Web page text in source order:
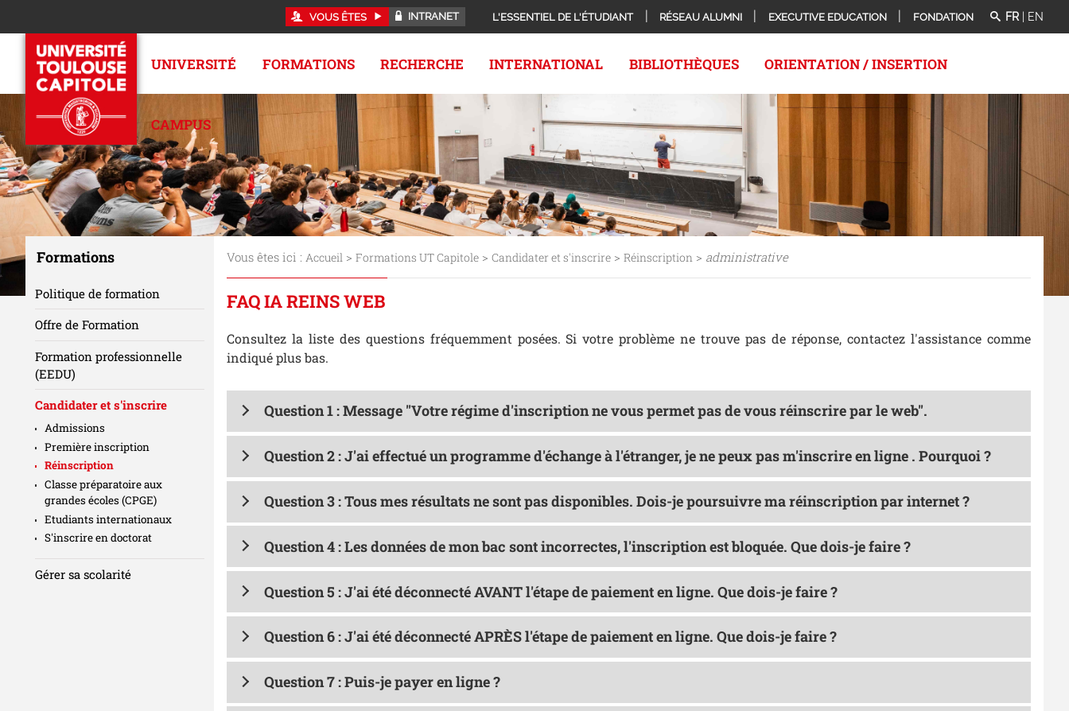
VOUS ÊTES INTRANET L'ESSENTIEL DE L'ÉTUDIANT RÉSEAU ALUMNI EXECUTIVE EDUCATION FONDATION FR EN
UNIVERSITÉ FORMATIONS RECHERCHE INTERNATIONAL BIBLIOTHÈQUES ORIENTATION / INSERTION
CAMPUS
Vous êtes ici : Accueil> Formations UT Capitole> Candidater et s'inscrire> Réinscription> administrative
FAQ IA REINS WEB
Consultez la liste des questions fréquemment posées. Si votre problème ne trouve pas de réponse, contactez l'assistance comme
indiqué plus bas.
Question 1 : Message "Votre régime d'inscription ne vous permet pas de vous réinscrire par le web".
Question 2 : J'ai effectué un programme d'échange à l'étranger, je ne peux pas m'inscrire en ligne . Pourquoi ?
Question 3 : Tous mes résultats ne sont pas disponibles. Dois-je poursuivre ma réinscription par internet ?
Question 4 : Les données de mon bac sont incorrectes, l'inscription est bloquée. Que dois-je faire ?
Question 5 : J'ai été déconnecté AVANT l'étape de paiement en ligne. Que dois-je faire ?
Question 6 : J'ai été déconnecté APRÈS l'étape de paiement en ligne. Que dois-je faire ?
Question 7 : Puis-je payer en ligne ?
Formations
Politique de formation
Offre de Formation
Formation professionnelle
(EEDU)
Candidater et s'inscrire
Admissions
Première inscription
Réinscription
Classe préparatoire aux
grandes écoles (CPGE)
Etudiants internationaux
S'inscrire en doctorat
Gérer sa scolarité